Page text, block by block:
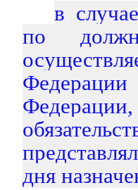
в
по
дня